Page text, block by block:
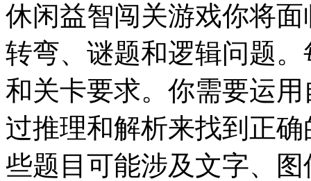
休闲益智闯关游戏你将
转弯、谜题和逻辑问题
和关卡要求。你需要运
过推理和解析来找到正
些题目可能涉及文字、